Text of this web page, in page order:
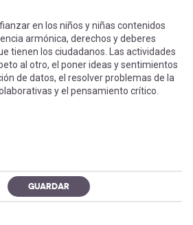
en los niños y niñas contenidos
armónica, derechos y deberes
tienen los ciudadanos. Las actividades
al otro, el poner ideas y sentimientos
de datos, el resolver problemas de la
y el pensamiento crítico.
GUARDAR